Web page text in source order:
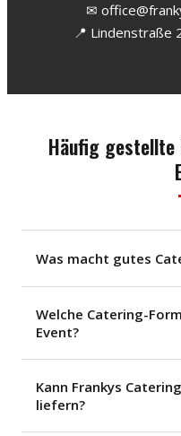
✉
📍 Lindenstraße
Häufig
Was macht gutes
Welche Catering-
Event?
Kann Frankys
liefern?